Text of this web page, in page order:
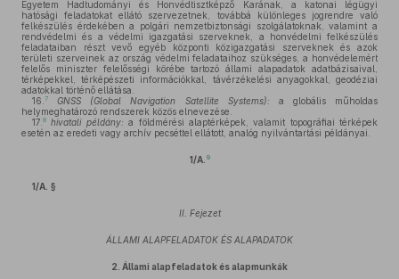
Egyetem Hadtudományi és Honvédtisztképző Karának, a katonai légügyi
hatósági feladatokat ellátó szervezetnek, továbbá különleges jogrendre való
felkészülés érdekében a polgári nemzetbiztonsági szolgálatoknak, valamint a
rendvédelmi és a védelmi igazgatási szerveknek, a honvédelmi felkészülés
feladataiban részt vevő egyéb központi közigazgatási szerveknek és azok
területi szerveinek az ország védelmi feladataihoz szükséges, a honvédelemért
felelős miniszter felelősségi körébe tartozó állami alapadatok adatbázisaival,
térképekkel, térképészeti információkkal, távérzékelési anyagokkal, geodéziai
adatokkal történő ellátása.
16. 7 GNSS (Global Navigation Satellite Systems): a globális műholdas
helymeghatározó rendszerek közös elnevezése.
17. 8 hivatali példány: a földmérési alaptérképek, valamit topográfiai térképek
esetén az eredeti vagy archív pecséttel ellátott, analóg nyilvántartási példányai.
1/A. 9
1/A. §
II. Fejezet
ÁLLAMI ALAPFELADATOK ÉS ALAPADATOK
2. Állami alapfeladatok és alapmunkák